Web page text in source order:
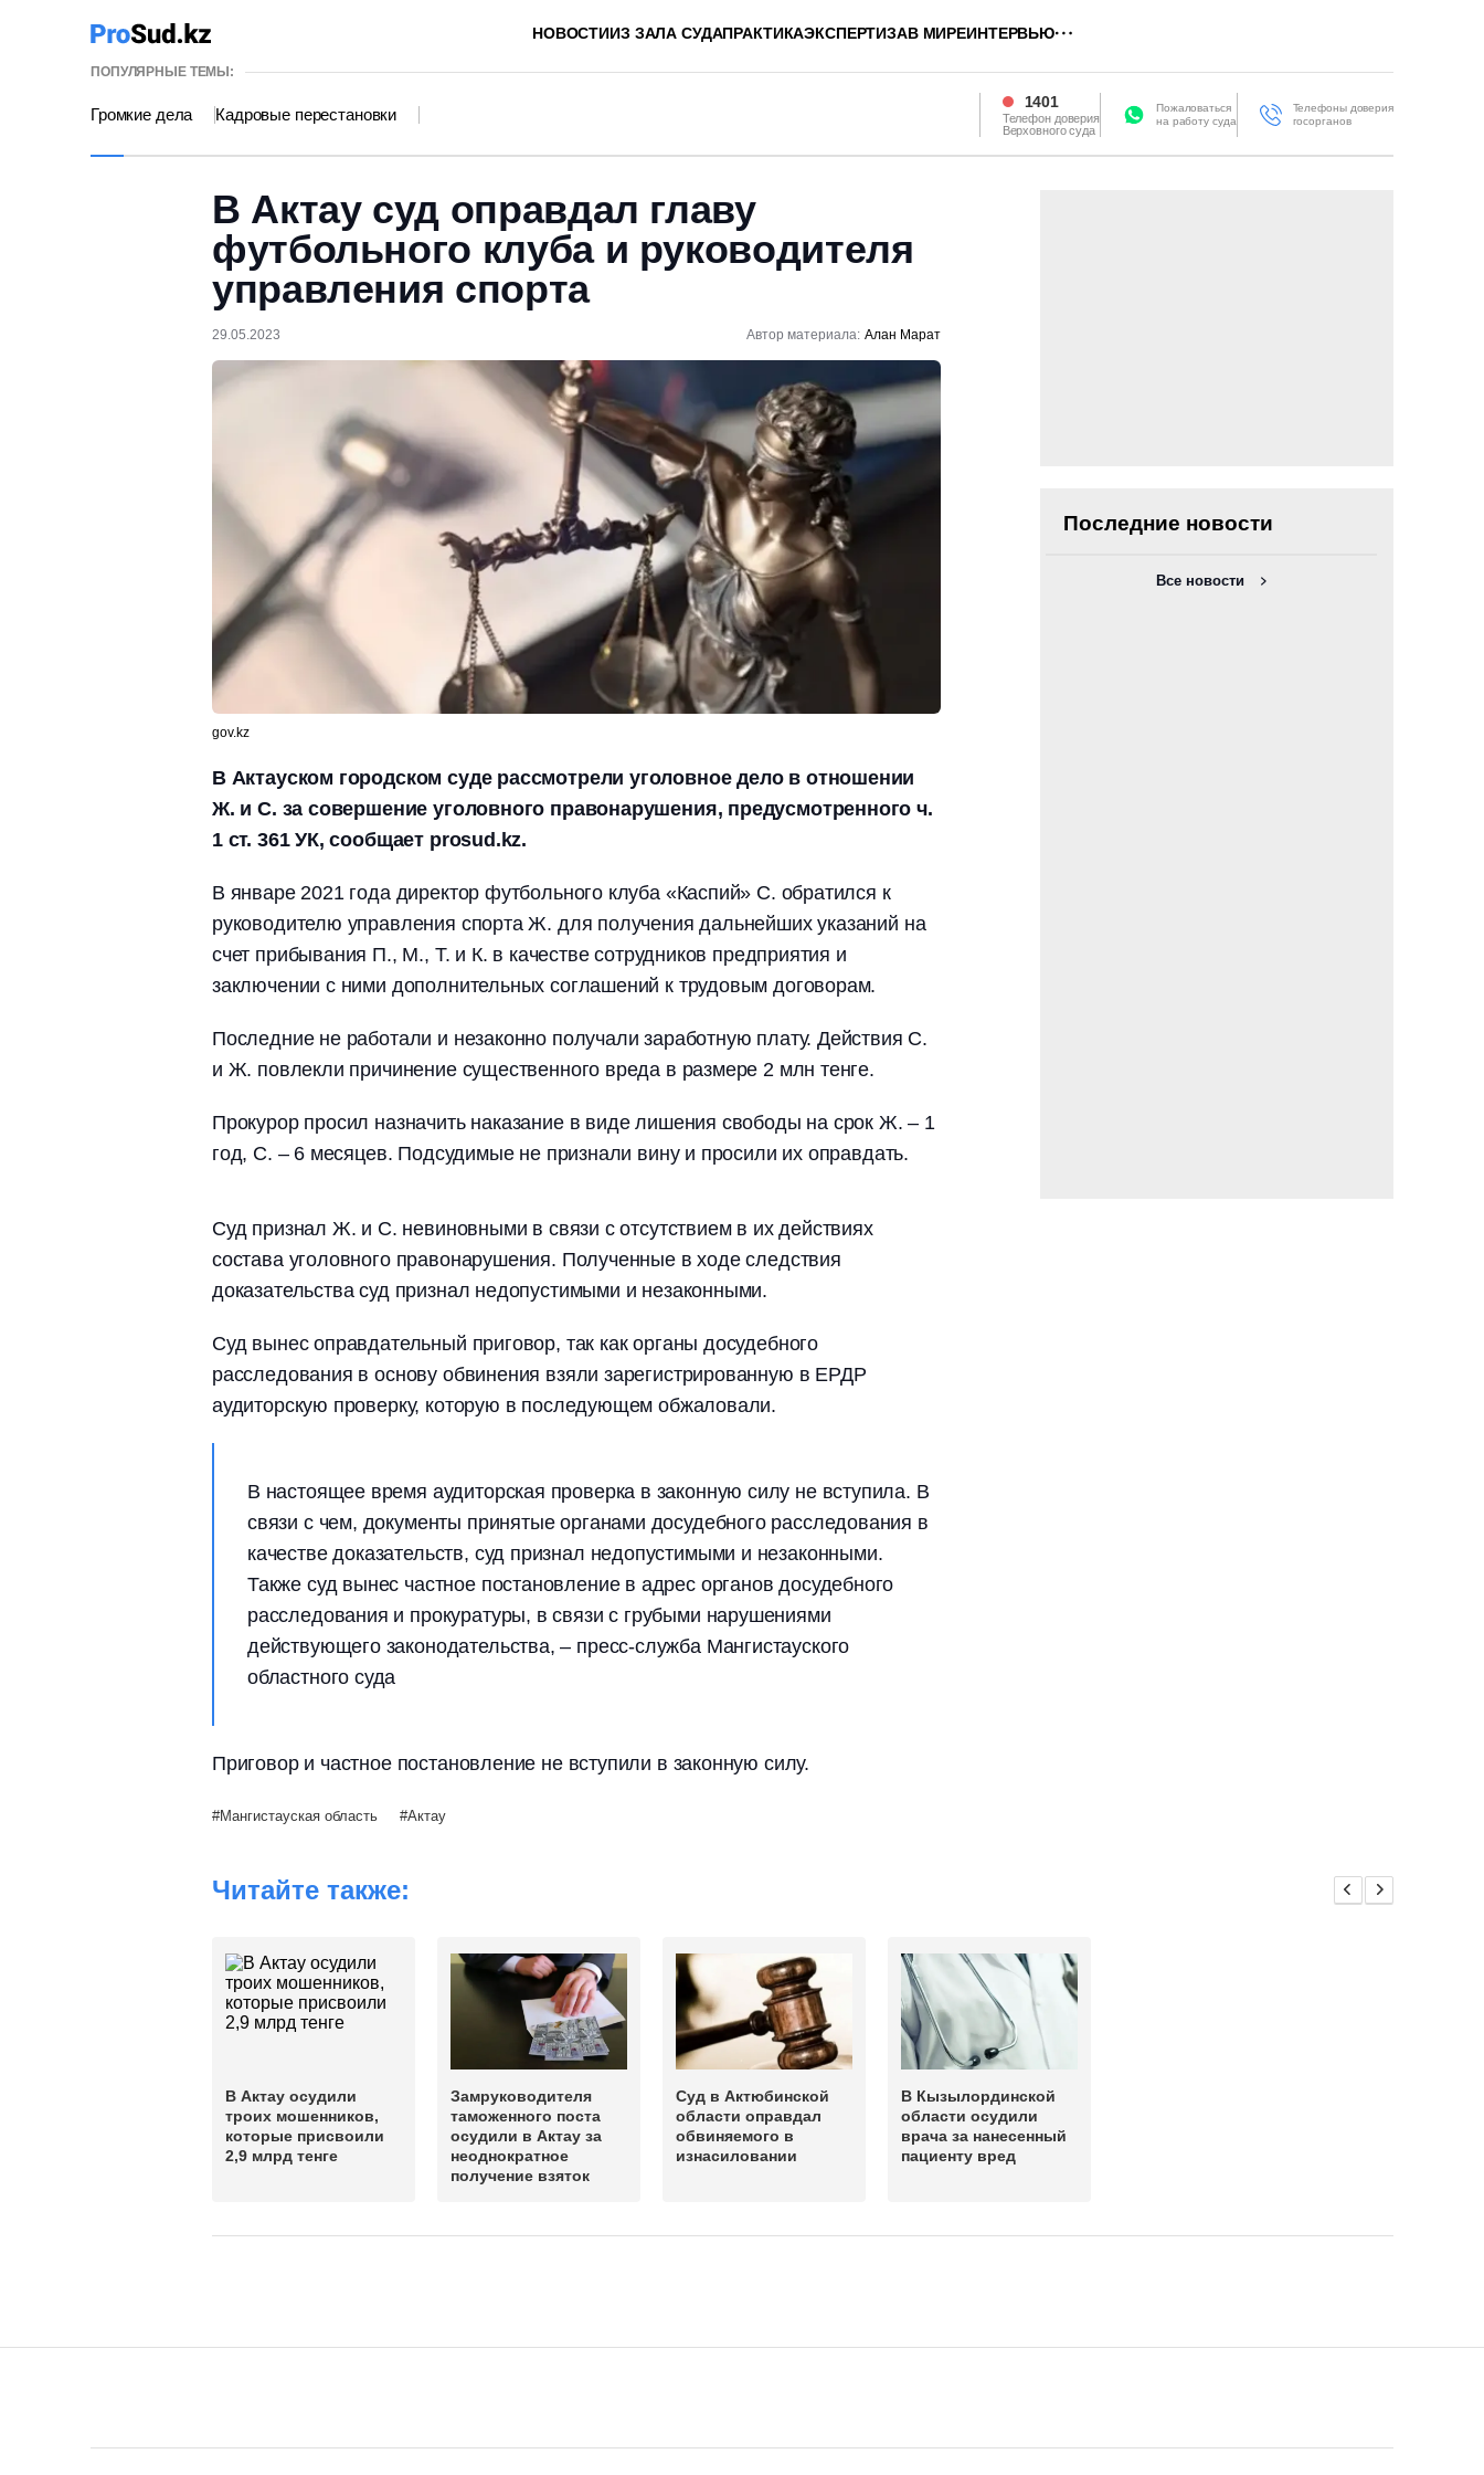
НОВОСТИИЗ ЗАЛА СУДАПРАКТИКАЭКСПЕРТИЗАВ МИРЕИНТЕРВЬЮ
ПОПУЛЯРНЫЕ ТЕМЫ:
Громкие дела Кадровые перестановки
1401
Телефон доверия
Верховного суда
Пожаловаться
на работу суда
Телефоны доверия
госорганов
В Актау суд оправдал главу
футбольного клуба и руководителя
управления спорта
29.05.2023 Автор материала: Алан Марат
gov.kz
В Актауском городском суде рассмотрели уголовное дело в отношении
Ж. и С. за совершение уголовного правонарушения, предусмотренного ч.
1 ст. 361 УК, сообщает prosud.kz.
В январе 2021 года директор футбольного клуба «Каспий» С. обратился к
руководителю управления спорта Ж. для получения дальнейших указаний на
счет прибывания П., М., Т. и К. в качестве сотрудников предприятия и
заключении с ними дополнительных соглашений к трудовым договорам.
Последние не работали и незаконно получали заработную плату. Действия С.
и Ж. повлекли причинение существенного вреда в размере 2 млн тенге.
Прокурор просил назначить наказание в виде лишения свободы на срок Ж. – 1
год, С. – 6 месяцев. Подсудимые не признали вину и просили их оправдать.
Суд признал Ж. и С. невиновными в связи с отсутствием в их действиях
состава уголовного правонарушения. Полученные в ходе следствия
доказательства суд признал недопустимыми и незаконными.
Суд вынес оправдательный приговор, так как органы досудебного
расследования в основу обвинения взяли зарегистрированную в ЕРДР
аудиторскую проверку, которую в последующем обжаловали.
В настоящее время аудиторская проверка в законную силу не вступила. В
связи с чем, документы принятые органами досудебного расследования в
качестве доказательств, суд признал недопустимыми и незаконными.
Также суд вынес частное постановление в адрес органов досудебного
расследования и прокуратуры, в связи с грубыми нарушениями
действующего законодательства, – пресс-служба Мангистауского
областного суда
Приговор и частное постановление не вступили в законную силу.
Мангистауская область Актау
Последние новости
Все новости
Читайте также:
В Актау осудили
троих мошенников,
которые присвоили
2,9 млрд тенге
Замруководителя
таможенного поста
осудили в Актау за
неоднократное
получение взяток
Суд в Актюбинской
области оправдал
обвиняемого в
изнасиловании
В Кызылординской
области осудили
врача за нанесенный
пациенту вред